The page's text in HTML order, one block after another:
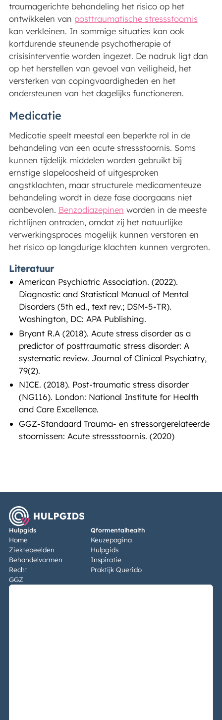
traumagerichte behandeling het risico op het
ontwikkelen van posttraumatische stressstoornis
kan verkleinen. In sommige situaties kan ook
kortdurende steunende psychotherapie of
crisisinterventie worden ingezet. De nadruk ligt dan
op het herstellen van gevoel van veiligheid, het
versterken van copingvaardigheden en het
ondersteunen van het dagelijks functioneren.
Medicatie
Medicatie speelt meestal een beperkte rol in de
behandeling van een acute stressstoornis. Soms
kunnen tijdelijk middelen worden gebruikt bij
ernstige slapeloosheid of uitgesproken
angstklachten, maar structurele medicamenteuze
behandeling wordt in deze fase doorgaans niet
aanbevolen. Benzodiazepinen worden in de meeste
richtlijnen ontraden, omdat zij het natuurlijke
verwerkingsproces mogelijk kunnen verstoren en
het risico op langdurige klachten kunnen vergroten.
Literatuur
American Psychiatric Association. (2022).
Diagnostic and Statistical Manual of Mental
Disorders (5th ed., text rev.; DSM-5-TR).
Washington, DC: APA Publishing.
Bryant R.A (2018). Acute stress disorder as a
predictor of posttraumatic stress disorder: A
systematic review. Journal of Clinical Psychiatry,
79(2).
NICE. (2018). Post-traumatic stress disorder
(NG116). London: National Institute for Health
and Care Excellence.
GGZ-Standaard Trauma- en stressorgerelateerde
stoornissen: Acute stressstoornis. (2020)
Hulpgids
Home
Ziektebeelden
Behandelvormen
Recht
GGZ
Qformentalhealth
Keuzepagina
Hulpgids
Inspiratie
Praktijk Querido